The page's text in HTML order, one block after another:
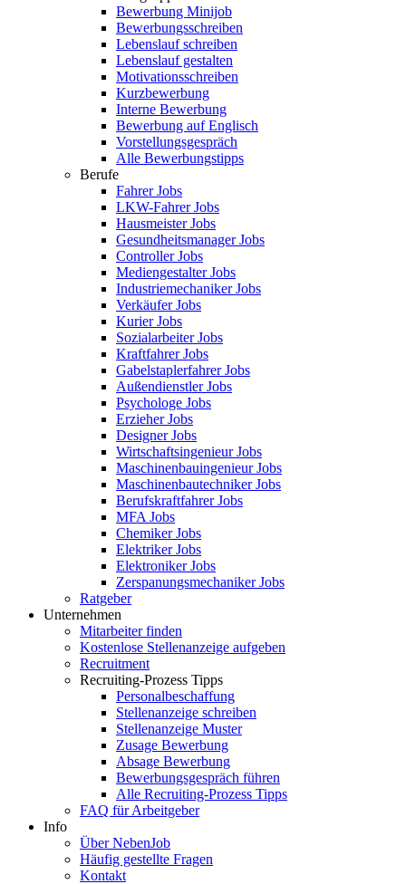
Bewerbung Minijob
Bewerbungsschreiben
Lebenslauf schreiben
Lebenslauf gestalten
Motivationsschreiben
Kurzbewerbung
Interne Bewerbung
Bewerbung auf Englisch
Vorstellungsgespräch
Alle Bewerbungstipps
Berufe
Fahrer Jobs
LKW-Fahrer Jobs
Hausmeister Jobs
Gesundheitsmanager Jobs
Controller Jobs
Mediengestalter Jobs
Industriemechaniker Jobs
Verkäufer Jobs
Kurier Jobs
Sozialarbeiter Jobs
Kraftfahrer Jobs
Gabelstaplerfahrer Jobs
Außendienstler Jobs
Psychologe Jobs
Erzieher Jobs
Designer Jobs
Wirtschaftsingenieur Jobs
Maschinenbauingenieur Jobs
Maschinenbautechniker Jobs
Berufskraftfahrer Jobs
MFA Jobs
Chemiker Jobs
Elektriker Jobs
Elektroniker Jobs
Zerspanungsmechaniker Jobs
Ratgeber
Unternehmen
Mitarbeiter finden
Kostenlose Stellenanzeige aufgeben
Recruitment
Recruiting-Prozess Tipps
Personalbeschaffung
Stellenanzeige schreiben
Stellenanzeige Muster
Zusage Bewerbung
Absage Bewerbung
Bewerbungsgespräch führen
Alle Recruiting-Prozess Tipps
FAQ für Arbeitgeber
Info
Über NebenJob
Häufig gestellte Fragen
Kontakt